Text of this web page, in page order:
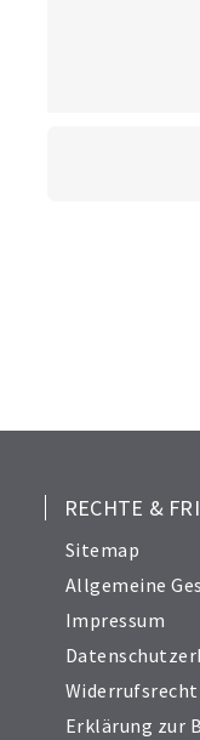
RECHTE &
Sitemap
Allgemeine
Impressum
Widerrufsrecht
Erklärung zur